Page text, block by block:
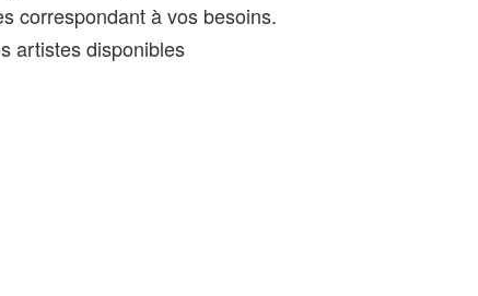
correspondant à vos besoins.
artistes disponibles